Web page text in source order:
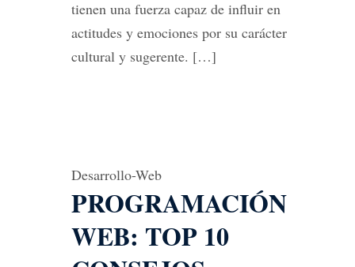
tienen una fuerza capaz de influir en
actitudes y emociones por su carácter
cultural y sugerente. […]
Desarrollo-Web
PROGRAMACIÓN
WEB: TOP 10